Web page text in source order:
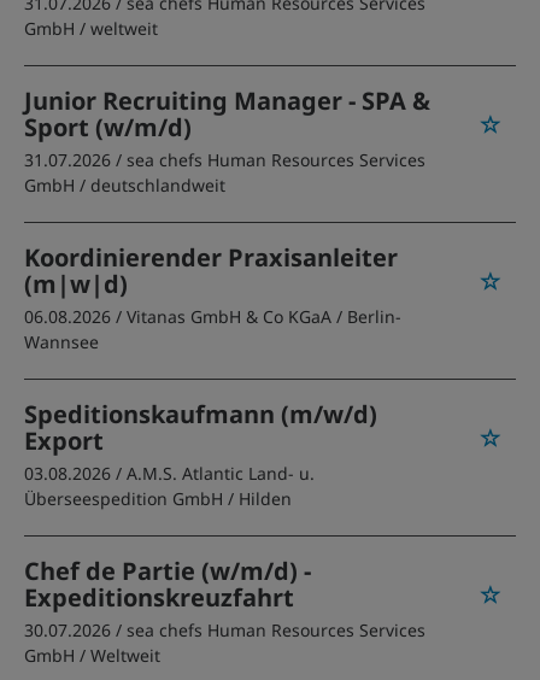
GmbH / weltweit
Junior Recruiting Manager - SPA &
Sport (w/m/d)
31.07.2026 / sea chefs Human Resources Services
GmbH / deutschlandweit
Koordinierender Praxisanleiter
(m|w|d)
06.08.2026 / Vitanas GmbH & Co KGaA / Berlin-
Wannsee
Speditionskaufmann (m/w/d)
Export
03.08.2026 / A.M.S. Atlantic Land- u.
Überseespedition GmbH / Hilden
Chef de Partie (w/m/d) -
Expeditionskreuzfahrt
30.07.2026 / sea chefs Human Resources Services
GmbH / Weltweit